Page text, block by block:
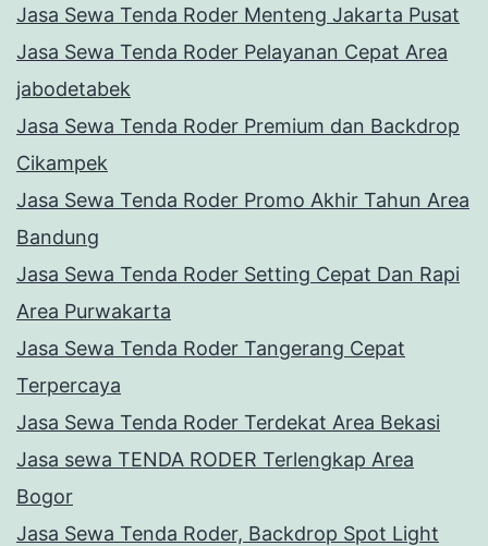
Jasa Sewa Tenda Roder Menteng Jakarta Pusat
Jasa Sewa Tenda Roder Pelayanan Cepat Area
jabodetabek
Jasa Sewa Tenda Roder Premium dan Backdrop
Cikampek
Jasa Sewa Tenda Roder Promo Akhir Tahun Area
Bandung
Jasa Sewa Tenda Roder Setting Cepat Dan Rapi
Area Purwakarta
Jasa Sewa Tenda Roder Tangerang Cepat
Terpercaya
Jasa Sewa Tenda Roder Terdekat Area Bekasi
Jasa sewa TENDA RODER Terlengkap Area
Bogor
Jasa Sewa Tenda Roder, Backdrop Spot Light